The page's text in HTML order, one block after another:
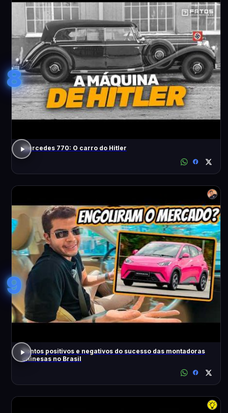
8
Mercedes 770: O carro do Hitler
9
Pontos positivos e negativos do sucesso das montadoras
chinesas no Brasil